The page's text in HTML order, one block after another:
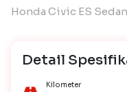
Honda Civic ES
Detail
Kilometer